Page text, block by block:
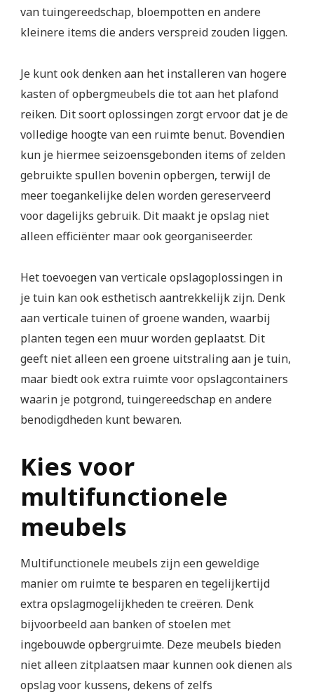
van tuingereedschap, bloempotten en andere
kleinere items die anders verspreid zouden liggen.
Je kunt ook denken aan het installeren van hogere
kasten of opbergmeubels die tot aan het plafond
reiken. Dit soort oplossingen zorgt ervoor dat je de
volledige hoogte van een ruimte benut. Bovendien
kun je hiermee seizoensgebonden items of zelden
gebruikte spullen bovenin opbergen, terwijl de
meer toegankelijke delen worden gereserveerd
voor dagelijks gebruik. Dit maakt je opslag niet
alleen efficiënter maar ook georganiseerder.
Het toevoegen van verticale opslagoplossingen in
je tuin kan ook esthetisch aantrekkelijk zijn. Denk
aan verticale tuinen of groene wanden, waarbij
planten tegen een muur worden geplaatst. Dit
geeft niet alleen een groene uitstraling aan je tuin,
maar biedt ook extra ruimte voor opslagcontainers
waarin je potgrond, tuingereedschap en andere
benodigdheden kunt bewaren.
Kies voor
multifunctionele
meubels
Multifunctionele meubels zijn een geweldige
manier om ruimte te besparen en tegelijkertijd
extra opslagmogelijkheden te creëren. Denk
bijvoorbeeld aan banken of stoelen met
ingebouwde opbergruimte. Deze meubels bieden
niet alleen zitplaatsen maar kunnen ook dienen als
opslag voor kussens, dekens of zelfs